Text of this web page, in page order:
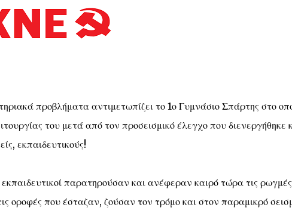
προβλήματα αντιμετωπίζει το 1ο Γυμνάσιο Σπάρτης στο
του μετά από τον προσεισμικό έλεγχο που διενεργήθηκε
εκπαιδευτικούς!
παρατηρούσαν και ανέφεραν καιρό τώρα τις
οροφές που έσταζαν, ζούσαν τον τρόμο και στον παραμικρό